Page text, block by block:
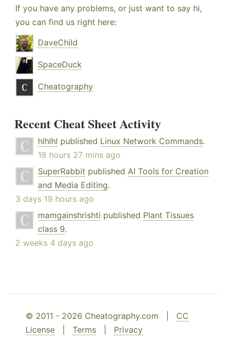
If you have any problems, or just want to say hi,
you can find us right here:
DaveChild
SpaceDuck
Cheatography
Recent Cheat Sheet Activity
hlhlhl published Linux Network Commands.
18 hours 27 mins ago
SuperRabbit published AI Tools for Creation
and Media Editing.
3 days 19 hours ago
mamgainshrishti published Plant Tissues
class 9.
2 weeks 4 days ago
© 2011 - 2026 Cheatography.com | CC
License
Terms Privacy